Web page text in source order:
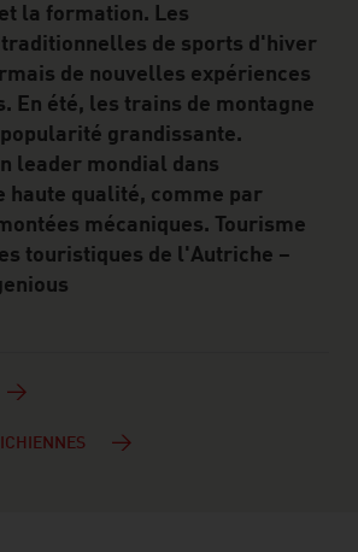
la formation. Les
de sports d'hiver
de nouvelles expériences
En été, les trains de montagne
grandissante.
leader mondial dans
haute qualité, comme par
mécaniques. Tourisme
touristiques de l'Autriche –